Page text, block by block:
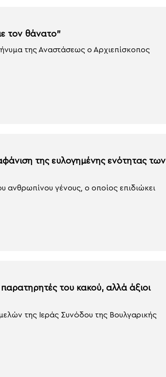
τον θάνατο”
της Αναστάσεως ο Αρχιεπίσκοπος
της ευλογημένης ενότητας των
ανθρωπίνου γένους, ο οποίος επιδιώκει
του κακού, αλλά άξιοι
της Ιεράς Συνόδου της Βουλγαρικής